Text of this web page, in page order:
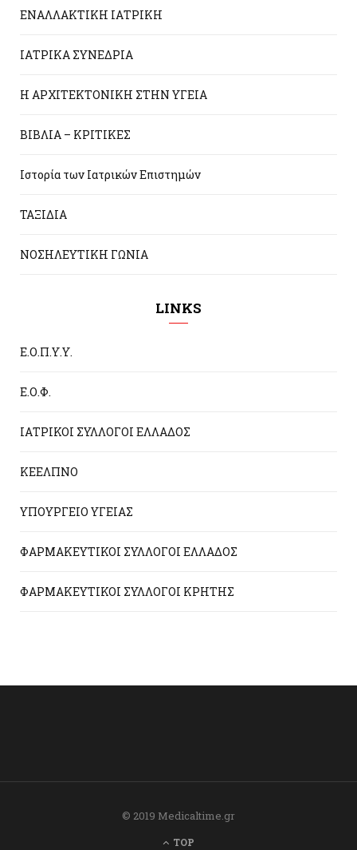
ΕΝΑΛΛΑΚΤΙΚΗ ΙΑΤΡΙΚΗ
ΙΑΤΡΙΚΑ ΣΥΝΕΔΡΙΑ
Η ΑΡΧΙΤΕΚΤΟΝΙΚΗ ΣΤΗΝ ΥΓΕΙΑ
ΒΙΒΛΙΑ – ΚΡΙΤΙΚΕΣ
Ιστορία των Ιατρικών Επιστημών
ΤΑΞΙΔΙΑ
ΝΟΣΗΛΕΥΤΙΚΗ ΓΩΝΙΑ
LINKS
Ε.Ο.Π.Υ.Υ.
Ε.Ο.Φ.
ΙΑΤΡΙΚΟΙ ΣΥΛΛΟΓΟΙ ΕΛΛΑΔΟΣ
ΚΕΕΛΠΝΟ
ΥΠΟΥΡΓΕΙΟ ΥΓΕΙΑΣ
ΦΑΡΜΑΚΕΥΤΙΚΟΙ ΣΥΛΛΟΓΟΙ ΕΛΛΑΔΟΣ
ΦΑΡΜΑΚΕΥΤΙΚΟΙ ΣΥΛΛΟΓΟΙ ΚΡΗΤΗΣ
© 2019 Medicaltime.gr
TOP